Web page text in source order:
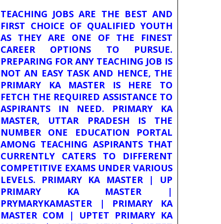
TEACHING JOBS ARE THE BEST AND
FIRST CHOICE OF QUALIFIED YOUTH
AS THEY ARE ONE OF THE FINEST
CAREER OPTIONS TO PURSUE.
PREPARING FOR ANY TEACHING JOB IS
NOT AN EASY TASK AND HENCE, THE
PRIMARY KA MASTER IS HERE TO
FETCH THE REQUIRED ASSISTANCE TO
ASPIRANTS IN NEED. PRIMARY KA
MASTER, UTTAR PRADESH IS THE
NUMBER ONE EDUCATION PORTAL
AMONG TEACHING ASPIRANTS THAT
CURRENTLY CATERS TO DIFFERENT
COMPETITIVE EXAMS UNDER VARIOUS
LEVELS. PRIMARY KA MASTER | UP
PRIMARY KA MASTER |
PRYMARYKAMASTER | PRIMARY KA
MASTER COM | UPTET PRIMARY KA